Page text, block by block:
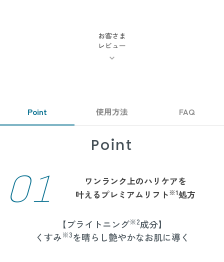
お客さま
レビュー
Point 使用方法 FAQ
Point
01
ワンランク上のハリケアを
叶えるプレミアムリフト※1処方
【ブライトニング※2成分】
くすみ ※3を晴らし艶やかなお肌に導く